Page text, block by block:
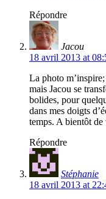
Répondre
Jacou
18 avril 2013 at
La photo m’inspire;
mais Jacou se
bolides, pour
dans mes doigts
temps. A bientôt de
Répondre
Stéphanie
18 avril 2013 at